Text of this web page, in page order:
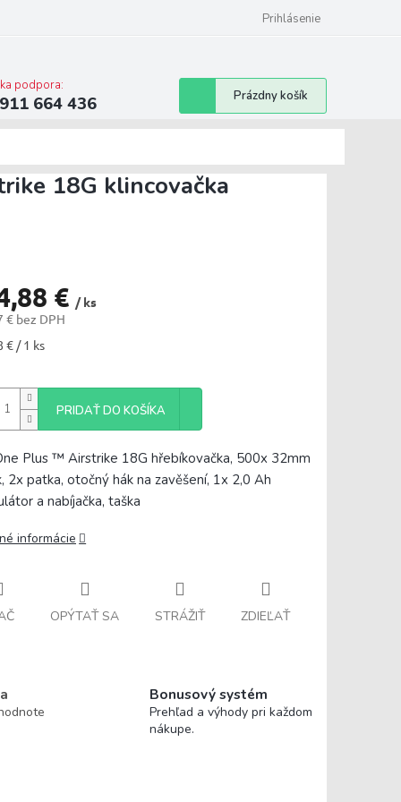
Prihlásenie
podpora:
664 436
Nákupný
košík
Prázdny košík
18G klincovačka
€ / ks
€ bez DPH
€ / 1 ks
PRIDAŤ DO KOŠÍKA
Plus ™ Airstrike 18G hřebíkovačka, 500x 32mm
2x patka, otočný hák na zavěšení, 1x 2,0 Ah
a nabíjačka, taška
informácie
OPÝTAŤ SA STRÁŽIŤ ZDIEĽAŤ
Bonusový systém
Prehľad a výhody pri každom
nákupe.